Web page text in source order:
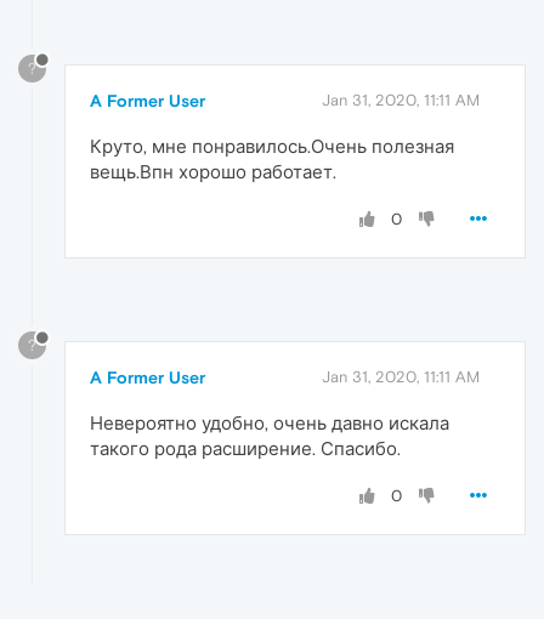
?
A Former User Jan 31, 2020, 11:11 AM
Круто, мне понравилось.Очень полезная
вещь.Впн хорошо работает.
0
?
A Former User Jan 31, 2020, 11:11 AM
Невероятно удобно, очень давно искала
такого рода расширение. Спасибо.
0